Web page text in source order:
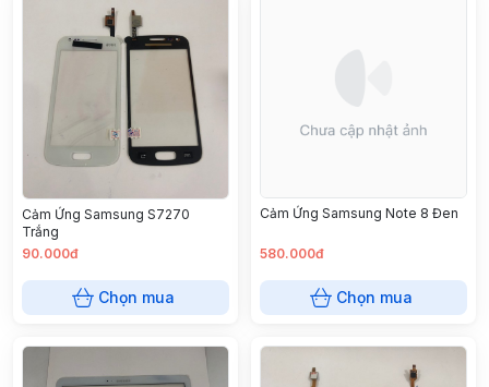
Cảm Ứng Samsung S7270
Trắng
90.000đ
Chọn mua
Cảm Ứng Samsung Note 8 Đen
580.000đ
Chọn mua